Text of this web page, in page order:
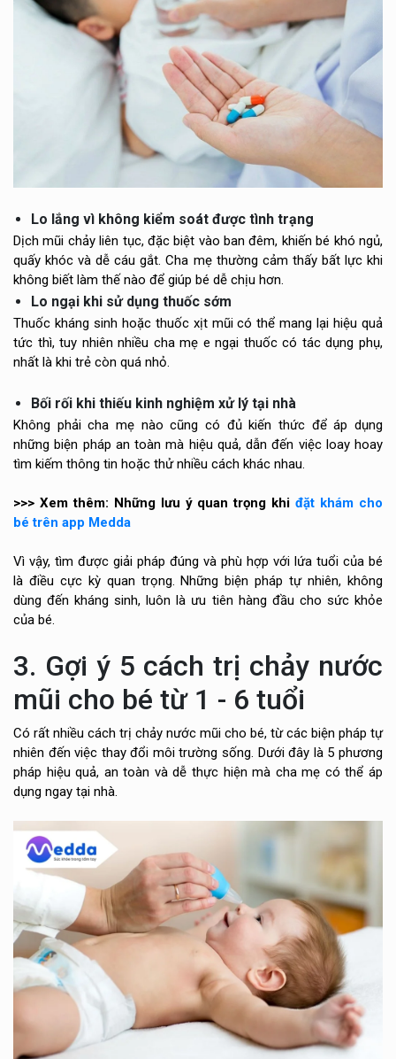
Lo lắng vì không kiểm soát được tình trạng
Dịch mũi chảy liên tục, đặc biệt vào ban đêm, khiến bé khó ngủ,
quấy khóc và dễ cáu gắt. Cha mẹ thường cảm thấy bất lực khi
không biết làm thế nào để giúp bé dễ chịu hơn.
Lo ngại khi sử dụng thuốc sớm
Thuốc kháng sinh hoặc thuốc xịt mũi có thể mang lại hiệu quả
tức thì, tuy nhiên nhiều cha mẹ e ngại thuốc có tác dụng phụ,
nhất là khi trẻ còn quá nhỏ.
Bối rối khi thiếu kinh nghiệm xử lý tại nhà
Không phải cha mẹ nào cũng có đủ kiến thức để áp dụng
những biện pháp an toàn mà hiệu quả, dẫn đến việc loay hoay
tìm kiếm thông tin hoặc thử nhiều cách khác nhau.
>>> Xem thêm: Những lưu ý quan trọng khiđặt khám cho
bé trên app Medda
Vì vậy, tìm được giải pháp đúng và phù hợp với lứa tuổi của bé
là điều cực kỳ quan trọng. Những biện pháp tự nhiên, không
dùng đến kháng sinh, luôn là ưu tiên hàng đầu cho sức khỏe
của bé.
3. Gợi ý 5 cách trị chảy nước
mũi cho bé từ 1 - 6 tuổi
Có rất nhiều cách trị chảy nước mũi cho bé, từ các biện pháp tự
nhiên đến việc thay đổi môi trường sống. Dưới đây là 5 phương
pháp hiệu quả, an toàn và dễ thực hiện mà cha mẹ có thể áp
dụng ngay tại nhà.